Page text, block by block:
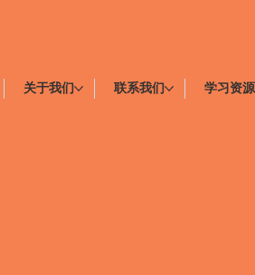
关于我们 联系我们 学习资源